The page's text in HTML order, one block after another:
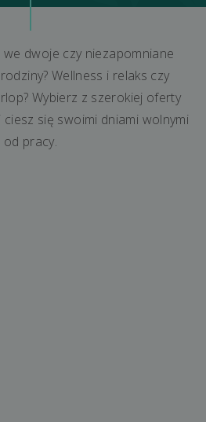
dwoje czy niezapomniane
Wellness i relaks czy
Wybierz z szerokiej oferty
się swoimi dniami wolnymi
od pracy.